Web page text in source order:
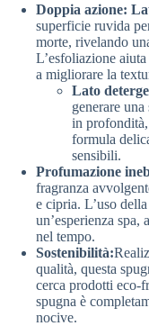
Doppia azione:
superficie ruvida
morte, rivelando
L’esfoliazione
a migliorare la
Lato
generare
in
formula
sensibili.
Profumazione
fragranza
e cipria. L’uso
un’esperienza
nel tempo.
Sostenibilità:
qualità, questa
cerca prodotti eco-
spugna è
nocive.